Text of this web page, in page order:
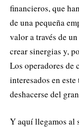
financieros, que
de una pequeña
valor a través de
crear sinergias y,
Los operadores de
interesados ​​en
deshacerse del
Y aquí llegamos al